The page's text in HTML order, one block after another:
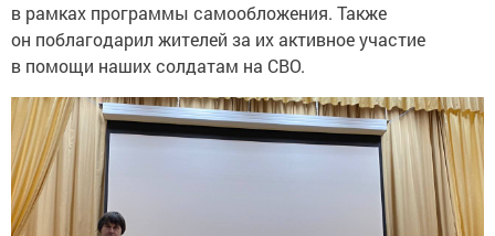
в рамках программы самообложения. Также
он поблагодарил жителей за их активное участие
в помощи наших солдатам на СВО.